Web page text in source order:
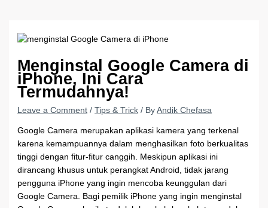
Menginstal Google Camera di
iPhone, Ini Cara
Termudahnya!
Leave a Comment /Tips & Trick / ByAndik Chefasa
Google Camera merupakan aplikasi kamera yang terkenal
karena kemampuannya dalam menghasilkan foto berkualitas
tinggi dengan fitur-fitur canggih. Meskipun aplikasi ini
dirancang khusus untuk perangkat Android, tidak jarang
pengguna iPhone yang ingin mencoba keunggulan dari
Google Camera. Bagi pemilik iPhone yang ingin menginstal